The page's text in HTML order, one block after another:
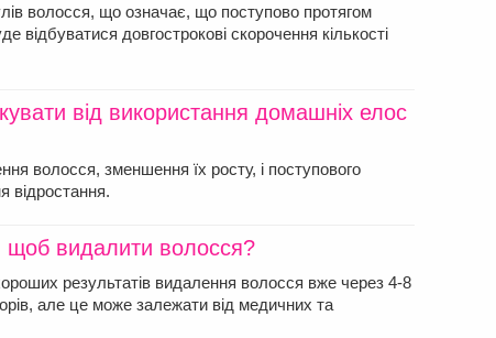
волосся, що означає, що поступово протягом
відбуватися довгострокові скорочення кількості
від використання домашніх елос
волосся, зменшення їх росту, і поступового
відростання.
щоб видалити волосся?
результатів видалення волосся вже через 4-8
але це може залежати від медичних та